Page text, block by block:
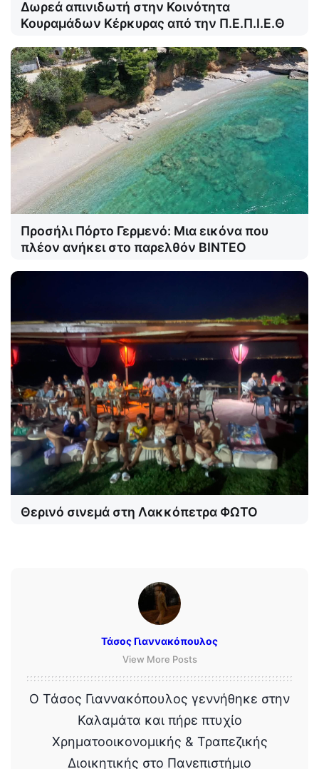
Δωρεά απινιδωτή στην Κοινότητα
Κουραμάδων Κέρκυρας από την Π.Ε.Π.Ι.Ε.Θ
Προσήλι Πόρτο Γερμενό: Μια εικόνα που
πλέον ανήκει στο παρελθόν ΒΙΝΤΕΟ
Θερινό σινεμά στη Λακκόπετρα ΦΩΤΟ
Τάσος Γιαννακόπουλος
View More Posts
Ο Τάσος Γιαννακόπουλος γεννήθηκε στην
Καλαμάτα και πήρε πτυχίο
Χρηματοοικονομικής & Τραπεζικής
Διοικητικής στο Πανεπιστήμιο